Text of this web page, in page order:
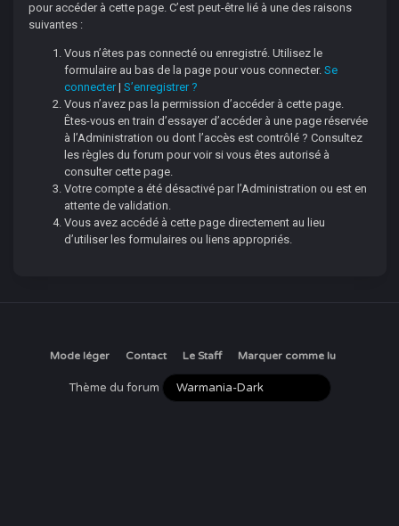
pour accéder à cette page. C’est peut-être lié à une des raisons
suivantes :
Vous n’êtes pas connecté ou enregistré. Utilisez le
formulaire au bas de la page pour vous connecter.Se
connecter|S’enregistrer ?
Vous n’avez pas la permission d’accéder à cette page.
Êtes-vous en train d’essayer d’accéder à une page réservée
à l’Administration ou dont l’accès est contrôlé ? Consultez
les règles du forum pour voir si vous êtes autorisé à
consulter cette page.
Votre compte a été désactivé par l’Administration ou est en
attente de validation.
Vous avez accédé à cette page directement au lieu
d’utiliser les formulaires ou liens appropriés.
Mode léger Contact Le Staff Marquer comme lu
Thème du forum